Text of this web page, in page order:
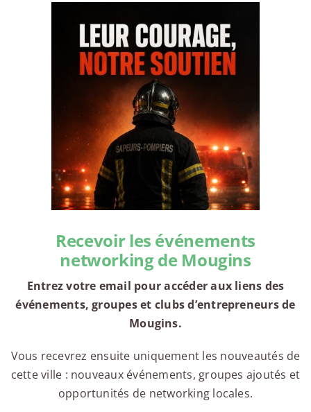
Recevoir les événements
networking de Mougins
Entrez votre email pour accéder aux liens des
événements, groupes et clubs d’entrepreneurs de
Mougins.
Vous recevrez ensuite uniquement les nouveautés de
cette ville : nouveaux événements, groupes ajoutés et
opportunités de networking locales.